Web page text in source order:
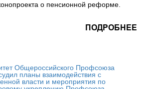
о пенсионной реформе.
ПОДРОБНЕЕ